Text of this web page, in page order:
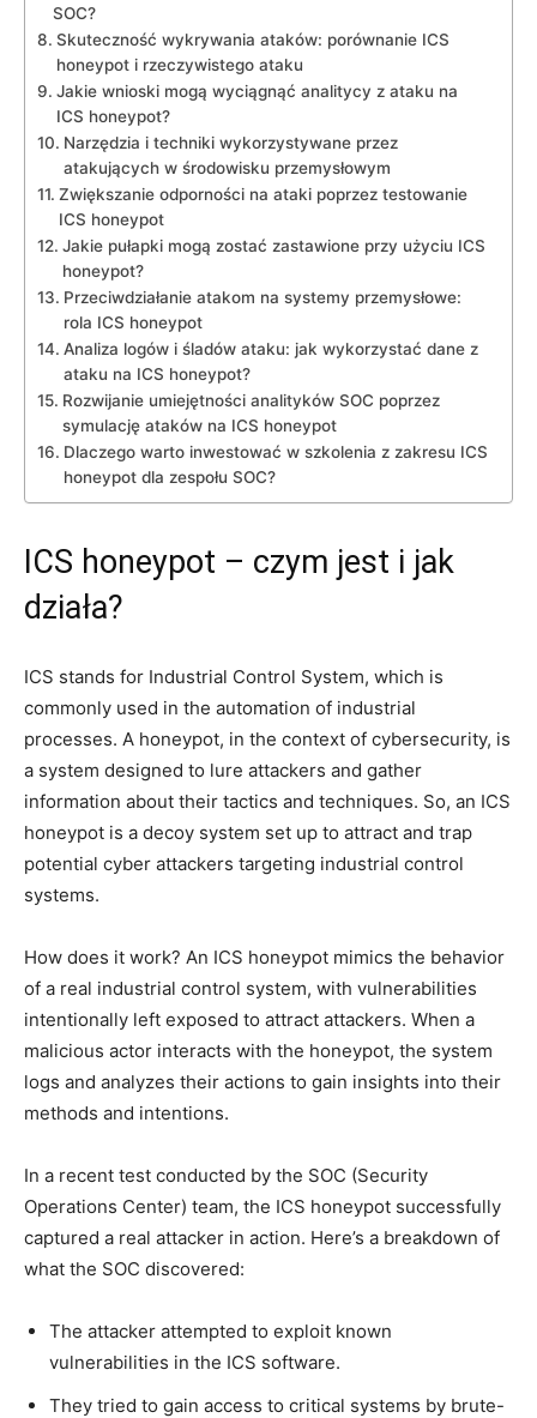
SOC?
Skuteczność wykrywania ataków: porównanie ICS
honeypot i rzeczywistego ataku
Jakie wnioski mogą wyciągnąć analitycy z ataku na
ICS honeypot?
Narzędzia i techniki wykorzystywane przez
atakujących w środowisku przemysłowym
Zwiększanie odporności na ataki poprzez testowanie
ICS honeypot
Jakie pułapki ⁤mogą ‍zostać zastawione przy użyciu ICS
honeypot?
Przeciwdziałanie atakom na systemy przemysłowe:
rola ICS honeypot
Analiza logów i śladów‌ ataku: jak wykorzystać dane z
ataku na ICS honeypot?
Rozwijanie umiejętności analityków SOC ⁣poprzez
symulację ataków na ICS honeypot
Dlaczego ⁤warto inwestować w szkolenia z zakresu ICS
honeypot dla zespołu SOC?
ICS honeypot – czym jest i jak
działa?
ICS stands for ⁣Industrial Control‍ System, which is
commonly used in the automation ⁢of industrial
processes. A honeypot, in the context of cybersecurity, is
a system designed to lure attackers and gather
information about their tactics ⁤and techniques. So, ⁤an ICS​
honeypot is a decoy system​ set up to attract and⁣ trap
potential cyber⁣ attackers targeting industrial ‌control
systems.
How does it work?⁣ An ICS honeypot mimics the behavior
of ‍a real industrial control system,‌ with vulnerabilities
intentionally left exposed‍ to attract attackers. When a
malicious actor ⁢interacts with the honeypot, the system
logs⁢ and analyzes their actions to gain⁤ insights into their
‌methods and intentions.
In a recent test conducted by the SOC (Security
Operations Center) team, the ICS honeypot successfully
captured a⁢ real attacker in action. Here’s a breakdown of
what the ⁤SOC discovered:
The attacker ‌attempted to exploit known
vulnerabilities in the ICS software.
They tried to ​gain access to critical systems by brute-